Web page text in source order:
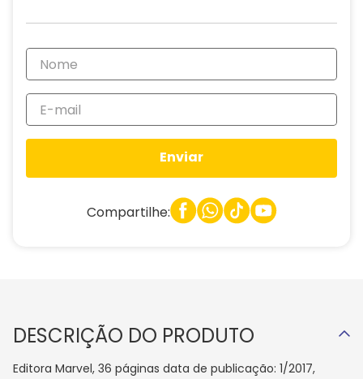
Enviar
Compartilhe:
DESCRIÇÃO DO PRODUTO
Editora Marvel, 36 páginas data de publicação: 1/2017,